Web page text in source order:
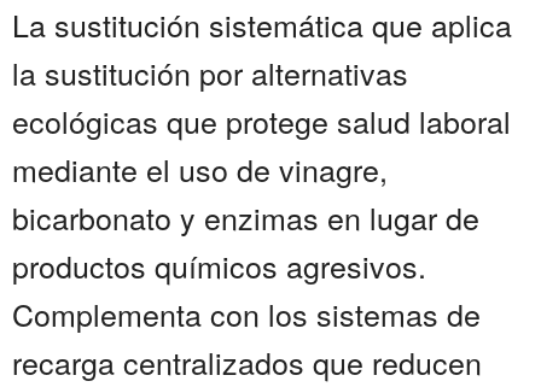
La sustitución sistemática que aplica
la sustitución por alternativas
ecológicas que protege salud laboral
mediante el uso de vinagre,
bicarbonato y enzimas en lugar de
productos químicos agresivos.
Complementa con los sistemas de
recarga centralizados que reducen